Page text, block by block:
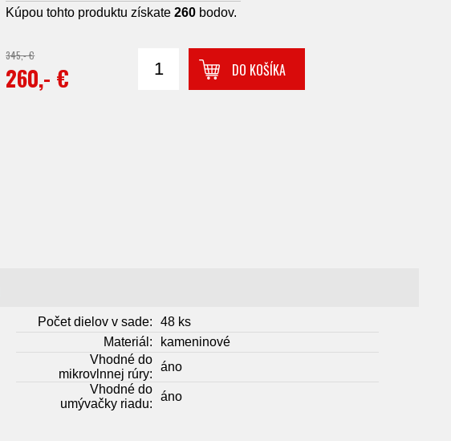
Kúpou tohto produktu získate260 bodov.
345,- €
260,- € DO KOŠÍKA
Počet dielov v sade:
48 ks
Materiál:
kameninové
Vhodné do
mikrovlnnej rúry:
áno
Vhodné do
umývačky riadu:
áno